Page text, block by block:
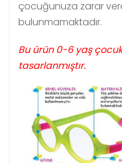
çocuğunuza zarar
bulunmamaktadır.
Bu ürün 0-6 yaş
tasarlanmıştır.